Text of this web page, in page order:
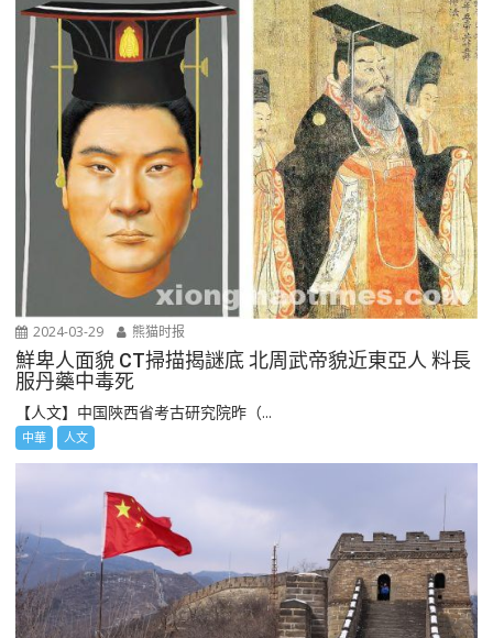
2024-03-29 熊猫时报
鮮卑人面貌 CT掃描揭謎底 北周武帝貌近東亞人 料長
服丹藥中毒死
【人文】中国陜西省考古研究院昨（...
中華 人文